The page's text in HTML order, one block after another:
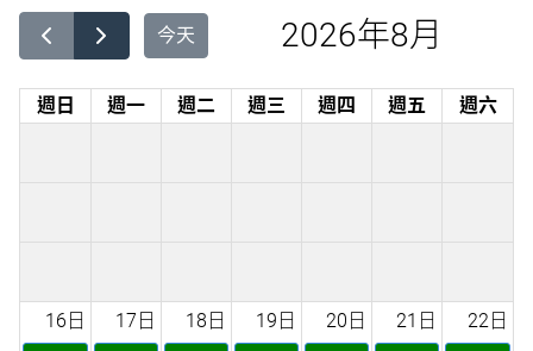
今天 2026年8月
週日 週一 週二 週三 週四 週五 週六
16日 17日 18日 19日 20日 21日 22日